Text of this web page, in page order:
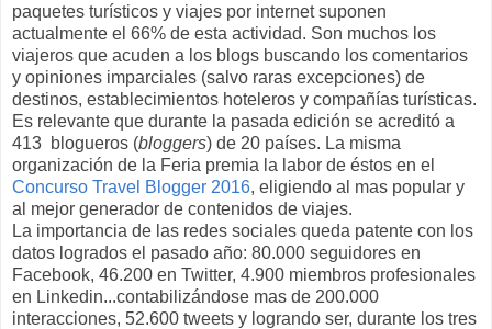
paquetes turísticos y viajes por internet suponen
actualmente el 66% de esta actividad. Son muchos los
viajeros que acuden a los blogs buscando los comentarios
y opiniones imparciales (salvo raras excepciones) de
destinos, establecimientos hoteleros y compañías turísticas.
Es relevante que durante la pasada edición se acreditó a
413 blogueros (bloggers) de 20 países. La misma
organización de la Feria premia la labor de éstos en el
Concurso Travel Blogger 2016, eligiendo al mas popular y
al mejor generador de contenidos de viajes.
La importancia de las redes sociales queda patente con los
datos logrados el pasado año: 80.000 seguidores en
Facebook, 46.200 en Twitter, 4.900 miembros profesionales
en Linkedin...contabilizándose mas de 200.000
interacciones, 52.600 tweets y logrando ser, durante los tres